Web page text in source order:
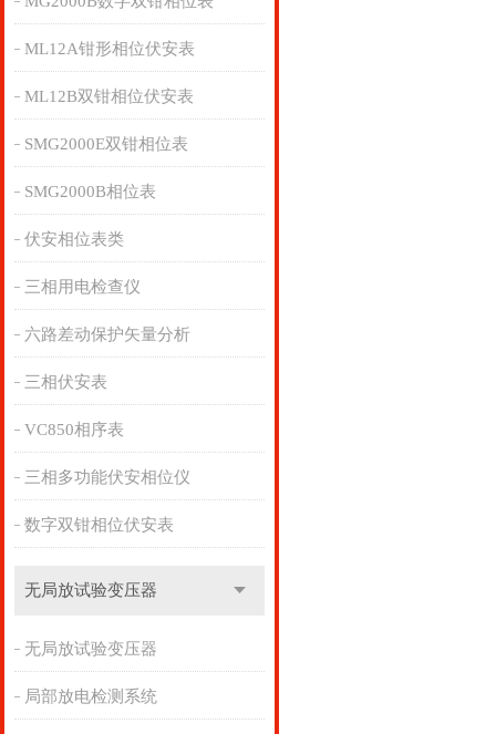
ML12A钳形相位伏安表
ML12B双钳相位伏安表
SMG2000E双钳相位表
SMG2000B相位表
伏安相位表类
三相用电检查仪
六路差动保护矢量分析
三相伏安表
VC850相序表
三相多功能伏安相位仪
数字双钳相位伏安表
无局放试验变压器
无局放试验变压器
局部放电检测系统